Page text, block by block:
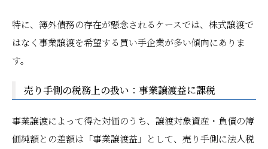
特に、簿外債務の存在が懸念されるケースでは、株式譲渡で
はなく事業譲渡を希望する買い手企業が多い傾向にありま
す。
売り手側の税務上の扱い：事業譲渡益に課税
事業譲渡によって得た対価のうち、譲渡対象資産・負債の簿
価純額との差額は「事業譲渡益」として、売り手側に法人税